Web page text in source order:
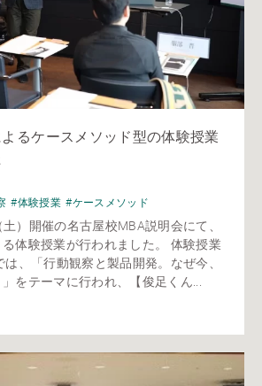
るケースメソッド型の体験授業
#体験授業 #ケースメソッド
）開催の名古屋校MBA説明会にて、
体験授業が行われました。 体験授業
、「行動観察と製品開発。なぜ今、
をテーマに行われ、【俊足くん...